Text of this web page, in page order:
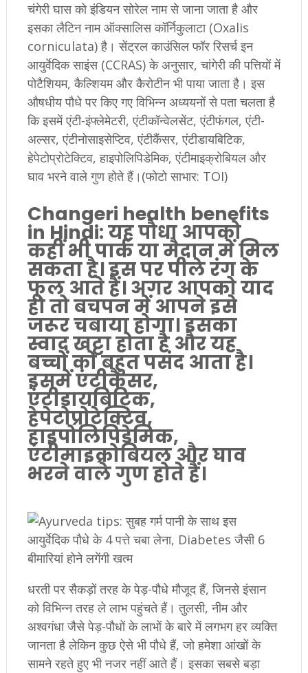
चंगेरी घास को इंडियन सोरेल नाम से जाना जाता है और
इसका लैटिन नाम ऑक्सालिस कॉर्निकुलाटा (Oxalis
corniculata) है। सेंट्रल काउंसिल फॉर रिसर्च इन
आयुर्वेदिक साइंस (CCRAS) के अनुसार, चांगेरी की पत्तियों में
पोटैशियम, कैल्शियम और कैरोटीन भी पाया जाता है। इस
औषधीय पौधे पर किए गए विभिन्न अध्ययनों से पता चलता है
कि इसमें एंटी-इंफ्लेमेटरी, एंटीकॉन्वेलसेंट, एंटीफंगल, एंटी-
अल्सर, एंटीनोसाइसेप्टिव, एंटीकैंसर, एंटीडायबिटिक,
हेपेटोप्रोटेक्टिव, हाइपोलिपिडेमिक, एंटीमाइक्रोबियल और
घाव भरने वाले गुण होते हैं।(फोटो साभार: TOI)
Changeri health benefits
in Hindi: यह पौधा आपको
कहीं भी पार्क या मैदान में मिल
सकता है। इस पर पीले रंग के
फूल आते हैं। अगर आपको याद
हो तो बचपन में आपने इसे
जरूर चबाया होगा। इसका
स्वाद खट्टा होता है और यह
बच्चों को बहुत पसंद आता है।
इसमें एंटीकैंसर,
एंटीडायबिटिक,
हेपेटोप्रोटेक्टिव,
हाइपोलिपिडेमिक,
एंटीमाइक्रोबियल और घाव
भरने वाले गुण होते हैं।
धरती पर सैकड़ों तरह के पेड़-पौधे मौजूद हैं, जिनसे इंसान
को विभिन्न तरह ले लाभ पहुंचते हैं। तुलसी, नीम और
अश्वगंधा जैसे पेड़-पौधों के लाभों के बारे में लगभग हर व्यक्ति
जानता है लेकिन कुछ ऐसे भी पौधे हैं, जो हमेशा आंखों के
सामने रहते हुए भी नजर नहीं आते हैं। इसका सबसे बड़ा